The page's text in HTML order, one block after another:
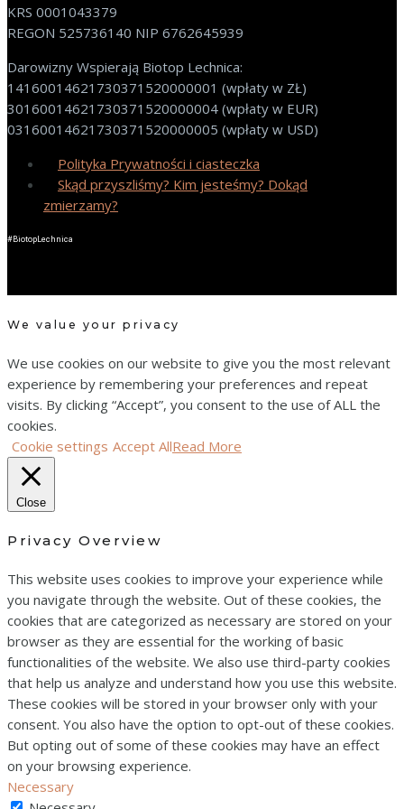
KRS 0001043379
REGON 525736140 NIP 6762645939
Darowizny Wspierają Biotop Lechnica:
14160014621730371520000001 (wpłaty w ZŁ)
30160014621730371520000004 (wpłaty w EUR)
03160014621730371520000005 (wpłaty w USD)
Polityka Prywatności i ciasteczka
Skąd przyszliśmy? Kim jesteśmy? Dokąd
zmierzamy?
#BiotopLechnica
We value your privacy
We use cookies on our website to give you the most relevant
experience by remembering your preferences and repeat
visits. By clicking “Accept”, you consent to the use of ALL the
cookies.
Cookie settings Accept AllRead More
Close
Privacy Overview
This website uses cookies to improve your experience while
you navigate through the website. Out of these cookies, the
cookies that are categorized as necessary are stored on your
browser as they are essential for the working of basic
functionalities of the website. We also use third-party cookies
that help us analyze and understand how you use this website.
These cookies will be stored in your browser only with your
consent. You also have the option to opt-out of these cookies.
But opting out of some of these cookies may have an effect
on your browsing experience.
Necessary